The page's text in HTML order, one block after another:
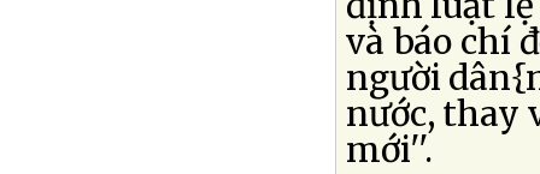
và báo chí
người
nước, thay
mới''.